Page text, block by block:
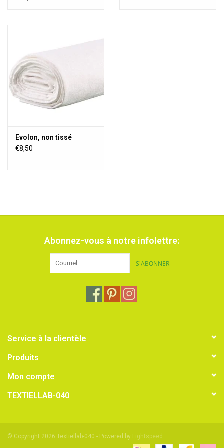
Evolon, non tissé
€8,50
Abonnez-vous à notre infolettre:
S'ABONNER
Service à la clientèle
Produits
Mon compte
TEXTIELLAB-040
© Copyright 2026 Textiellab-040 - Powered by Lightspeed